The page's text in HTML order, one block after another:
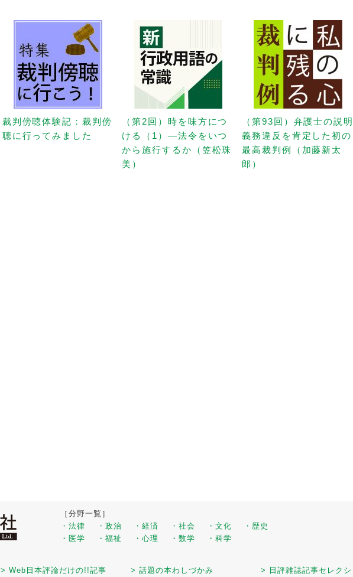
裁判傍聴体験記：裁判傍
聴に行ってみました
（第2回）時を味方につ
ける（1）—法令をいつ
から施行するか（笠松珠
美）
（第93回）弁護士の説明
義務違反を肯定した初の
最高裁判例（加藤新太
郎）
［分野一覧］
・法律
・政治 ・経済 ・社会 ・文化
・歴史
・医学
・福祉 ・心理 ・数学 ・科学
> Web日本評論だけの!!記事 > 話題の本わしづかみ > 日評雑誌記事セレクシ